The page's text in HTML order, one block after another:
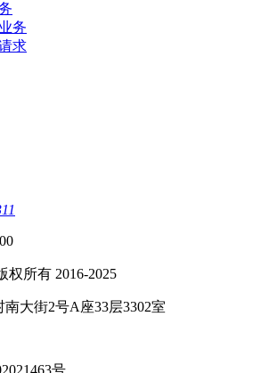
务
求
权所有 2016-2025
大街2号A座33层3302室
号